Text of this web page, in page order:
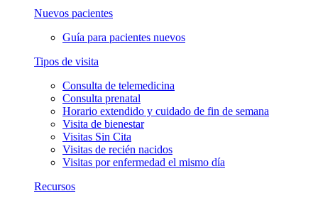
Nuevos pacientes
Guía para pacientes nuevos
Tipos de visita
Consulta de telemedicina
Consulta prenatal
Horario extendido y cuidado de fin de semana
Visita de bienestar
Visitas Sin Cita
Visitas de recién nacidos
Visitas por enfermedad el mismo día
Recursos